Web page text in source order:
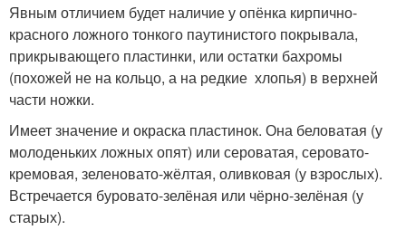
Явным отличием будет наличие у опёнка кирпично-
красного ложного тонкого паутинистого покрывала,
прикрывающего пластинки, или остатки бахромы
(похожей не на кольцо, а на редкие хлопья) в верхней
части ножки.
Имеет значение и окраска пластинок. Она беловатая (у
молоденьких ложных опят) или сероватая, серовато-
кремовая, зеленовато-жёлтая, оливковая (у взрослых).
Встречается буровато-зелёная или чёрно-зелёная (у
старых).